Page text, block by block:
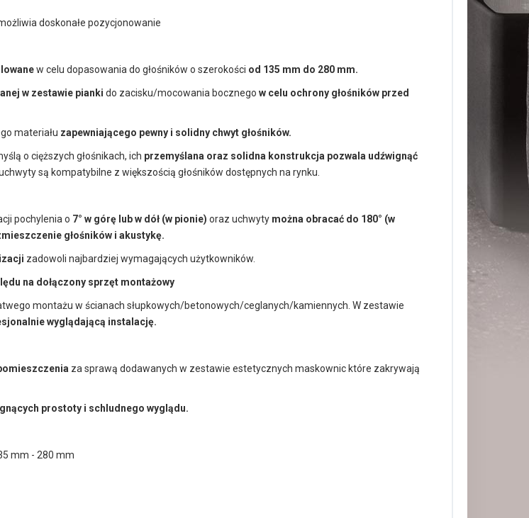
doskonałe pozycjonowanie
w celu dopasowania do głośników o szerokości od 135 mm do 280 mm.
w zestawie pianki do zacisku/mocowania bocznegow celu ochrony głośników przed
materiału zapewniającego pewny i solidny chwyt głośników.
o cięższych głośnikach, ich przemyślana oraz solidna konstrukcja pozwala udźwignąć
są kompatybilne z większością głośników dostępnych na rynku.
pochylenia o 7° w górę lub w dół (w pionie) oraz uchwyty można obracać do 180° (w
głośników i akustykę.
zadowoli najbardziej wymagających użytkowników.
na dołączony sprzęt montażowy
montażu w ścianach słupkowych/betonowych/ceglanych/kamiennych. W zestawie
wyglądającą instalację.
za sprawą dodawanych w zestawie estetycznych maskownic które zakrywają
prostoty i schludnego wyglądu.
mm - 280 mm